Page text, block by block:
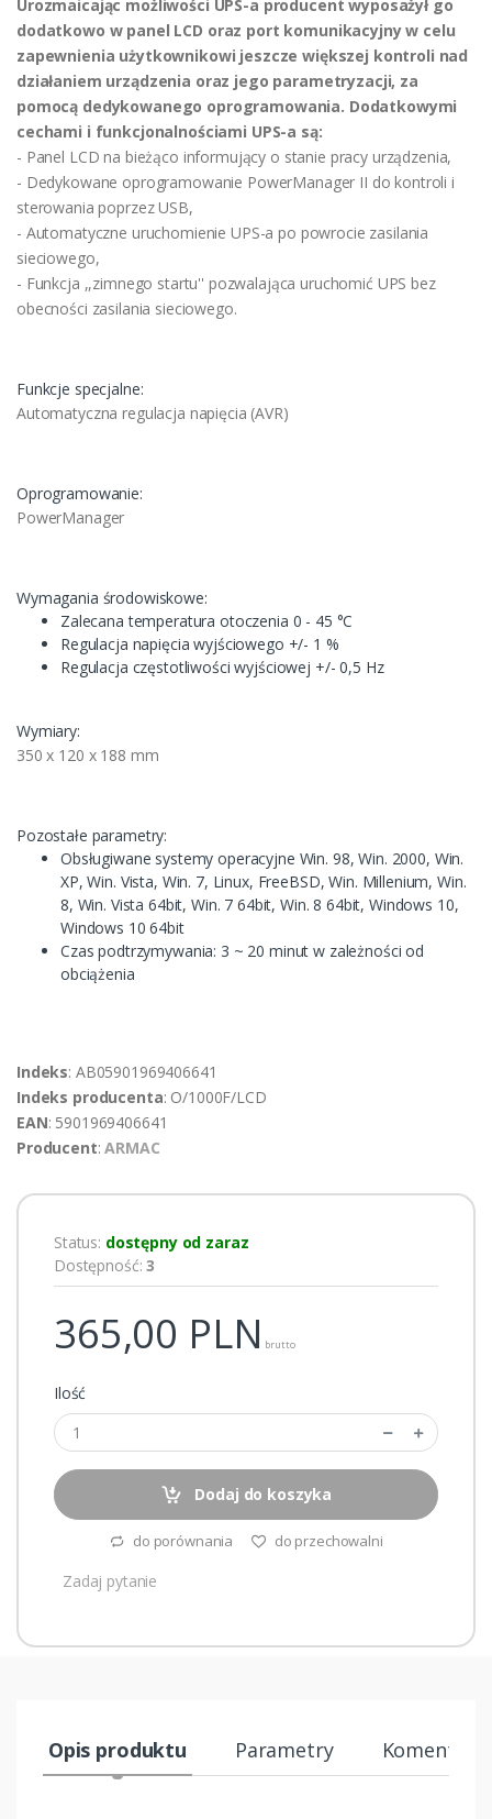
Urozmaicając możliwości UPS-a producent wyposażył go
dodatkowo w panel LCD oraz port komunikacyjny w celu
zapewnienia użytkownikowi jeszcze większej kontroli nad
działaniem urządzenia oraz jego parametryzacji, za
pomocą dedykowanego oprogramowania. Dodatkowymi
cechami i funkcjonalnościami UPS-a są:
- Panel LCD na bieżąco informujący o stanie pracy urządzenia,
- Dedykowane oprogramowanie PowerManager II do kontroli i
sterowania poprzez USB,
- Automatyczne uruchomienie UPS-a po powrocie zasilania
sieciowego,
- Funkcja ,,zimnego startu'' pozwalająca uruchomić UPS bez
obecności zasilania sieciowego.
Funkcje specjalne:
Automatyczna regulacja napięcia (AVR)
Oprogramowanie:
PowerManager
Wymagania środowiskowe:
Zalecana temperatura otoczenia 0 - 45 °C
Regulacja napięcia wyjściowego +/- 1 %
Regulacja częstotliwości wyjściowej +/- 0,5 Hz
Wymiary:
350 x 120 x 188 mm
Pozostałe parametry:
Obsługiwane systemy operacyjne Win. 98, Win. 2000, Win.
XP, Win. Vista, Win. 7, Linux, FreeBSD, Win. Millenium, Win.
8, Win. Vista 64bit, Win. 7 64bit, Win. 8 64bit, Windows 10,
Windows 10 64bit
Czas podtrzymywania: 3 ~ 20 minut w zależności od
obciążenia
Indeks: AB05901969406641
Indeks producenta: O/1000F/LCD
EAN: 5901969406641
Producent:ARMAC
Status: dostępny od zaraz
Dostępność:3
365,00 PLN brutto
Ilość
Dodaj do koszyka
do porównania do przechowalni
Zadaj pytanie
Opis produktu Parametry